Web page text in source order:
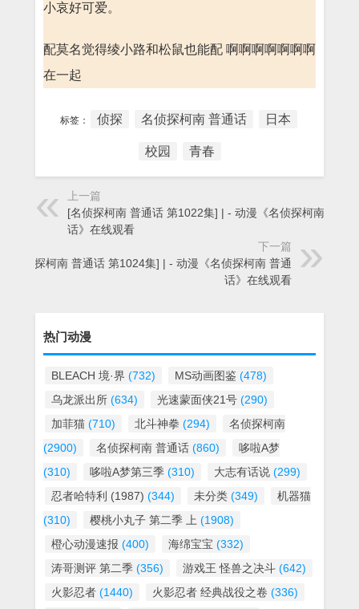
小哀好可爱。
配莫名觉得绫小路和松鼠也能配 啊啊啊啊啊啊啊
在一起
标签： 侦探 名侦探柯南 普通话 日本
校园 青春
上一篇
[名侦探柯南 普通话 第1022集] | - 动漫《名侦探柯南 普通
话》在线观看
下一篇
[名侦探柯南 普通话 第1024集] | - 动漫《名侦探柯南 普通
话》在线观看
热门动漫
BLEACH 境·界 (732) MS动画图鉴 (478)
乌龙派出所 (634) 光速蒙面侠21号 (290)
加菲猫 (710) 北斗神拳 (294)
名侦探柯南
(2900)
名侦探柯南 普通话 (860)
哆啦A梦
(310)
哆啦A梦第三季 (310) 大志有话说 (299)
忍者哈特利 (1987) (344) 未分类 (349)
机器猫
(310)
樱桃小丸子 第二季 上 (1908)
橙心动漫速报 (400) 海绵宝宝 (332)
涛哥测评 第二季 (356) 游戏王 怪兽之决斗 (642)
火影忍者 (1440) 火影忍者 经典战役之卷 (336)